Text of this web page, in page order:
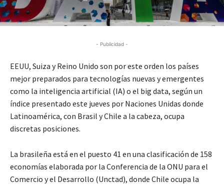
- Publicidad -
EEUU, Suiza y Reino Unido son por este orden los países
mejor preparados para tecnologías nuevas y emergentes
como la inteligencia artificial (IA) o el big data, según un
índice presentado este jueves por Naciones Unidas donde
Latinoamérica, con Brasil y Chile a la cabeza, ocupa
discretas posiciones.
La brasileña está en el puesto 41 en una clasificación de 158
economías elaborada por la Conferencia de la ONU para el
Comercio y el Desarrollo (Unctad), donde Chile ocupa la